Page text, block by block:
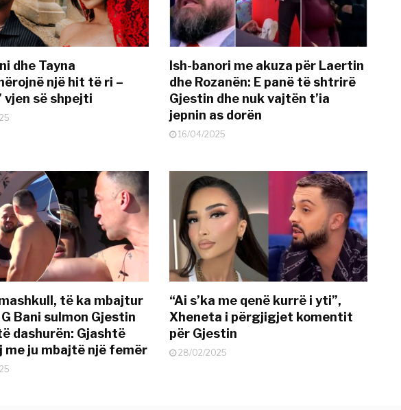
dhe Tayna
një hit të ri –
vjen së shpejti
Ish-banori me akuza për Laertin
dhe Rozanën: E panë të shtrirë
Gjestin dhe nuk vajtën t’ia
jepnin as dorën
16/04/2025
të ka mbajtur
Bani sulmon Gjestin
dashurën: Gjashtë
me ju mbajtë një femër
“Ai s’ka me qenë kurrë i yti”,
Xheneta i përgjigjet komentit
për Gjestin
28/02/2025